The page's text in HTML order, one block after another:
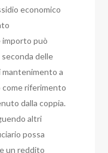
economico
importo può
delle
mantenimento a
riferimento
dalla coppia.
altri
possa
un reddito